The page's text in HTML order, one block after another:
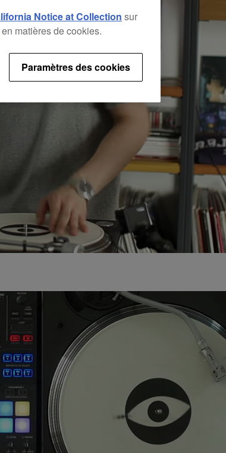
Notice at Collection sur
en matières de cookies.
Paramètres des cookies